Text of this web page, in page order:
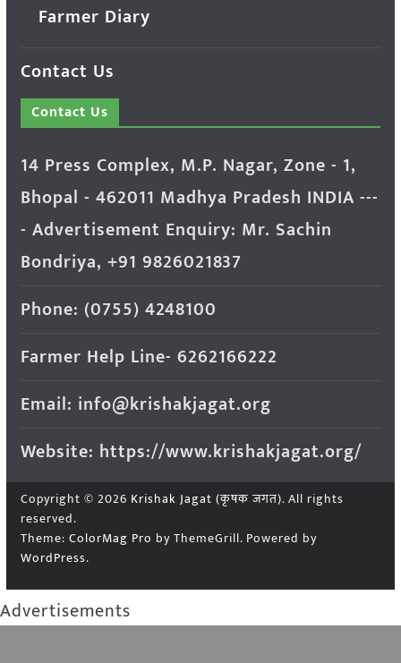
Farmer Diary
Contact Us
Contact Us
14 Press Complex, M.P. Nagar, Zone - 1,
Bhopal - 462011 Madhya Pradesh INDIA ---
- Advertisement Enquiry: Mr. Sachin
Bondriya, +91 9826021837
Phone: (0755) 4248100
Farmer Help Line- 6262166222
Email: info@krishakjagat.org
Website: https://www.krishakjagat.org/
Copyright © 2026 Krishak Jagat (कृषक जगत). All rights
reserved.
Theme: ColorMag Pro by ThemeGrill. Powered by
WordPress.
Advertisements